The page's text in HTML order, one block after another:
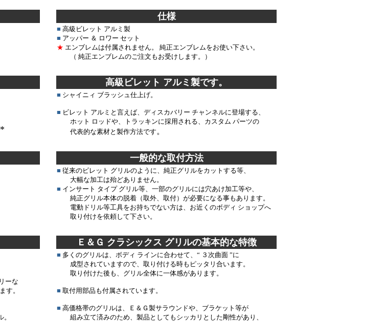
仕様
■ 高級ビレット アルミ製
■ アッパー ＆ ロワー セット
★ エンブレムは付属されません。 純正エンブレムをお使い下さい。
（ 純正エンブレムのご注文もお受けします。）
高級ビレット アルミ製です。
■ シャイニィ ブラッシュ仕上げ。
■ ビレット アルミと言えば、ディスカバリー チャンネルに登場する、
ホット ロッドや、トラッキンに採用される、カスタム パーツの
代表的な素材と製作方法です 。
一般的な取付方法
■ 従来のビレット グリルのように、純正グリルをカットする等、
大幅な加工は殆どありません。
■ インサート タイプ グリル等、一部のグリルには穴あけ加工等や、
純正グリル本体の脱着（取外、取付）が必要になる事もあります。
電動ドリル等工具をお持ちでない方は、お近くのボディ ショップへ
取り付けを依頼して下さい。
Ｅ＆Ｇ クラシックス グリルの基本的な特徴
ーな
す。
■ 多くのグリルは、ボディ ラインに合わせて、“ ３次曲面 ”に
成型されていますので、取り付ける時もピッタリ合います。
取り付けた後も、グリル全体に一体感があります。
■ 取付用部品も付属されています。
■ 高価格帯のグリルは、Ｅ＆Ｇ製サラウンドや、ブラケット等が
組み立て済みのため、製品としてもシッカリとした剛性があり、